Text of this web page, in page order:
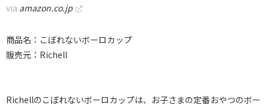
via amazon.co.jp
商品名：こぼれないボーロカップ
販売元：Richell
Richellのこぼれないボーロカップは、お子さまの定番おやつのボー